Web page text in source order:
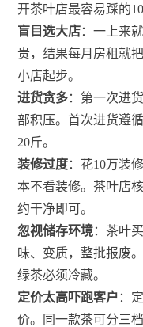
开茶叶店最容易踩的
盲目选大店：一上来
贵，结果每月房租就
小店起步。
进货贪多：第一次进
部积压。首次进货遵
20斤。
装修过度：花10万装
本不看装修。茶叶店
约干净即可。
忽视储存环境：茶叶
味、变质，整批报废
绿茶必须冷藏。
定价太高吓跑客户 ：
价。同一款茶可分三